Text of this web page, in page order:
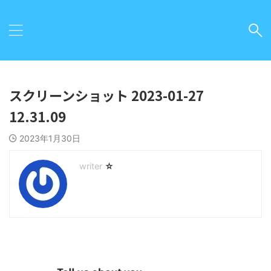
スクリーンショット 2023-01-27
12.31.09
2023年1月30日
☆